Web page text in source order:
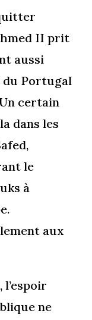
II prit
aussi
du Portugal
certain
dans les
le
à
aux
l’espoir
ne